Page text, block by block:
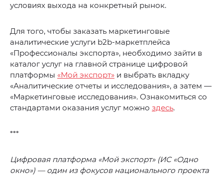
условиях выхода на конкретный рынок.
Для того, чтобы заказать маркетинговые
аналитические услуги b2b-маркетплейса
«Профессионалы экспорта», необходимо зайти в
каталог услуг на главной странице цифровой
платформы «Мой экспорт» и выбрать вкладку
«Аналитические отчеты и исследования», а затем —
«Маркетинговые исследования». Ознакомиться со
стандартами оказания услуг можно здесь.
***
Цифровая платформа «Мой экспорт» (ИС «Одно
окно») — один из фокусов национального проекта